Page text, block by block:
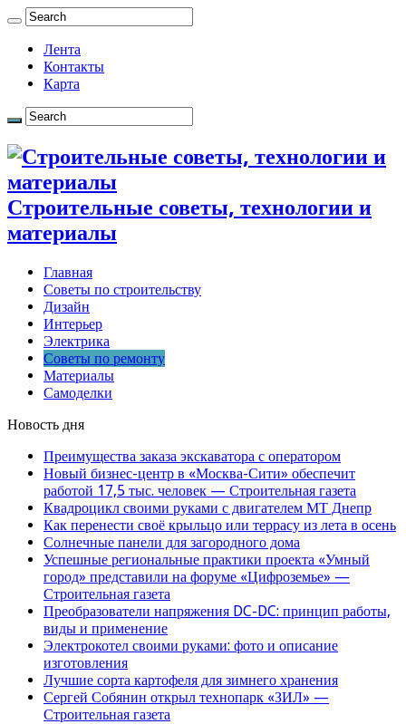
Лента
Контакты
Карта
Строительные советы, технологии и
материалы
Главная
Советы по строительству
Дизайн
Интерьер
Электрика
Советы по ремонту
Материалы
Самоделки
Новость дня
Преимущества заказа экскаватора с оператором
Новый бизнес-центр в «Москва-Сити» обеспечит
работой 17,5 тыс. человек — Строительная газета
Квадроцикл своими руками с двигателем МТ Днепр
Как перенести своё крыльцо или террасу из лета в осень
Солнечные панели для загородного дома
Успешные региональные практики проекта «Умный
город» представили на форуме «Цифроземье» —
Строительная газета
Преобразователи напряжения DC-DC: принцип работы,
виды и применение
Электрокотел своими руками: фото и описание
изготовления
Лучшие сорта картофеля для зимнего хранения
Сергей Собянин открыл технопарк «ЗИЛ» —
Строительная газета